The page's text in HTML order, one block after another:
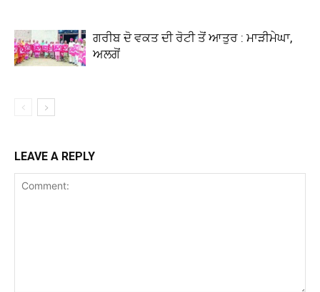
ਗਰੀਬ ਦੋ ਵਕਤ ਦੀ ਰੋਟੀ ਤੋਂ ਆਤੁਰ : ਮਾੜੀਮੇਘਾ,
ਅਲਗੋਂ
LEAVE A REPLY